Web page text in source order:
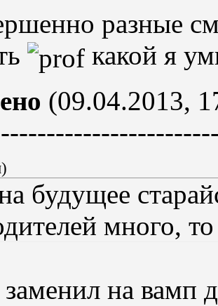
разные
какой я
(09.04.2013,
)
будущее
много,
заменил на вамп